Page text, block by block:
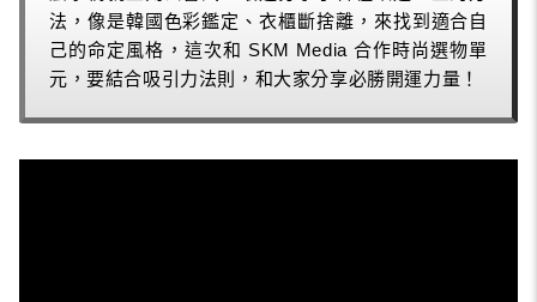
法，像是韓國色彩鑑定、衣櫃斷捨離，來找到適合自
己的命定風格，這次和 SKM Media 合作時尚選物單
元，要結合吸引力法則，和大家分享必勝開運力量！